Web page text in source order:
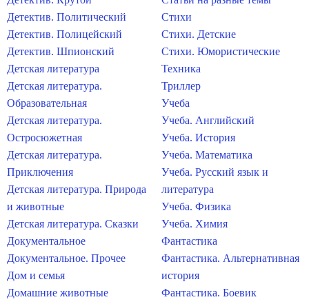
Детектив. Политический
Детектив. Полицейский
Детектив. Шпионский
Детская литература
Детская литература.
Образовательная
Детская литература.
Остросюжетная
Детская литература.
Приключения
Детская литература. Природа
и животные
Детская литература. Сказки
Документальное
Документальное. Прочее
Дом и семья
Домашние животные
Стихи
Стихи. Детские
Стихи. Юмористические
Техника
Триллер
Учеба
Учеба. Английский
Учеба. История
Учеба. Математика
Учеба. Русский язык и
литература
Учеба. Физика
Учеба. Химия
Фантастика
Фантастика. Альтернативная
история
Фантастика. Боевик